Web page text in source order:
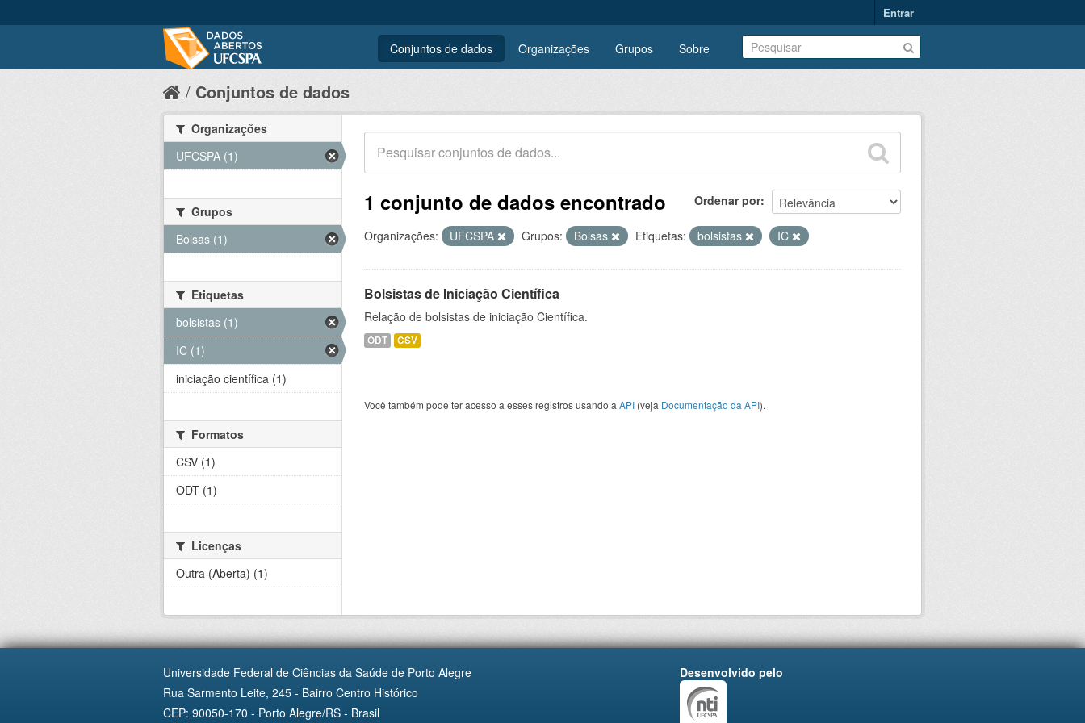
Entrar
Conjuntos de dados Organizações Grupos Sobre
Conjuntos de dados
Ordenar por
1 conjunto de dados encontrado
Organizações: UFCSPA Grupos: Bolsas Etiquetas: bolsistas IC
Bolsistas de Iniciação Científica
Relação de bolsistas de iniciação Científica.
ODT CSV
Você também pode ter acesso a esses registros usando a API (veja Documentação da API).
Organizações
UFCSPA (1)
Grupos
Bolsas (1)
Etiquetas
bolsistas (1)
IC (1)
iniciação científica (1)
Formatos
CSV (1)
ODT (1)
Licenças
Outra (Aberta) (1)
Universidade Federal de Ciências da Saúde de Porto Alegre
Rua Sarmento Leite, 245 - Bairro Centro Histórico
CEP: 90050-170 - Porto Alegre/RS - Brasil
Desenvolvido pelo